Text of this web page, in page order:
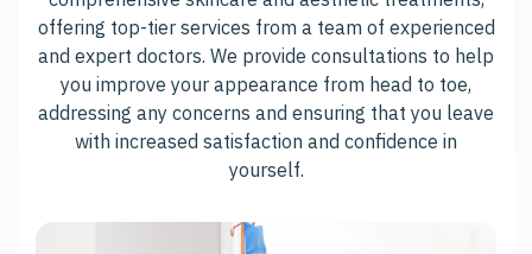
offering top-tier services from a team of experienced
and expert doctors. We provide consultations to help
you improve your appearance from head to toe,
addressing any concerns and ensuring that you leave
with increased satisfaction and confidence in
yourself.